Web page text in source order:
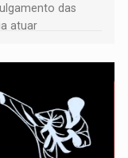
das
atuar